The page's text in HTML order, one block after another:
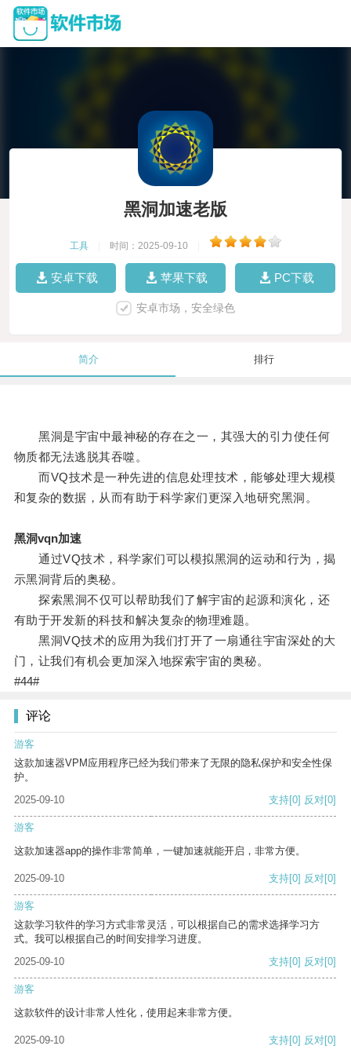
黑洞加速老版
工具 时间：2025-09-10
安卓下载 苹果下载 PC下载
安卓市场，安全绿色
简介 排行
黑洞是宇宙中最神秘的存在之一，其强大的引力使任何
物质都无法逃脱其吞噬。
而VQ技术是一种先进的信息处理技术，能够处理大规模
和复杂的数据，从而有助于科学家们更深入地研究黑洞。
黑洞vqn加速
通过VQ技术，科学家们可以模拟黑洞的运动和行为，揭
示黑洞背后的奥秘。
探索黑洞不仅可以帮助我们了解宇宙的起源和演化，还
有助于开发新的科技和解决复杂的物理难题。
黑洞VQ技术的应用为我们打开了一扇通往宇宙深处的大
门，让我们有机会更加深入地探索宇宙的奥秘。
#44#
评论
游客
这款加速器VPM应用程序已经为我们带来了无限的隐私保护和安全性保
护。
2025-09-10
支持[0] 反对[0]
游客
这款加速器app的操作非常简单，一键加速就能开启，非常方便。
2025-09-10 支持[0] 反对[0]
游客
这款学习软件的学习方式非常灵活，可以根据自己的需求选择学习方
式。我可以根据自己的时间安排学习进度。
2025-09-10
支持[0] 反对[0]
游客
这款软件的设计非常人性化，使用起来非常方便。
2025-09-10 支持[0] 反对[0]